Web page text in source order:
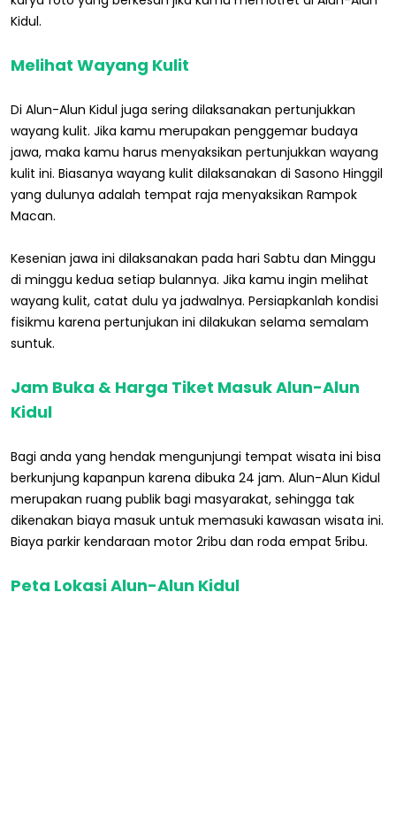
Kidul.
Melihat Wayang Kulit
Di Alun-Alun Kidul juga sering dilaksanakan pertunjukkan
wayang kulit. Jika kamu merupakan penggemar budaya
jawa, maka kamu harus menyaksikan pertunjukkan wayang
kulit ini. Biasanya wayang kulit dilaksanakan di Sasono Hinggil
yang dulunya adalah tempat raja menyaksikan Rampok
Macan.
Kesenian jawa ini dilaksanakan pada hari Sabtu dan Minggu
di minggu kedua setiap bulannya. Jika kamu ingin melihat
wayang kulit, catat dulu ya jadwalnya. Persiapkanlah kondisi
fisikmu karena pertunjukan ini dilakukan selama semalam
suntuk.
Jam Buka & Harga Tiket Masuk Alun-Alun
Kidul
Bagi anda yang hendak mengunjungi tempat wisata ini bisa
berkunjung kapanpun karena dibuka 24 jam. Alun-Alun Kidul
merupakan ruang publik bagi masyarakat, sehingga tak
dikenakan biaya masuk untuk memasuki kawasan wisata ini.
Biaya parkir kendaraan motor 2ribu dan roda empat 5ribu.
Peta Lokasi Alun-Alun Kidul